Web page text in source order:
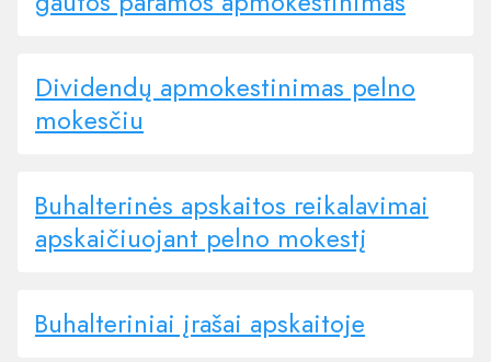
Dividendų apmokestinimas pelno
mokesčiu
Buhalterinės apskaitos reikalavimai
apskaičiuojant pelno mokestį
Buhalteriniai įrašai apskaitoje